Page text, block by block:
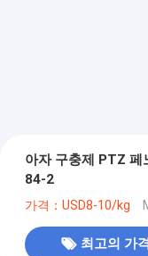
아자 구충제 PTZ 페
84-2
가격：USD8-10/kg
최고의 가격